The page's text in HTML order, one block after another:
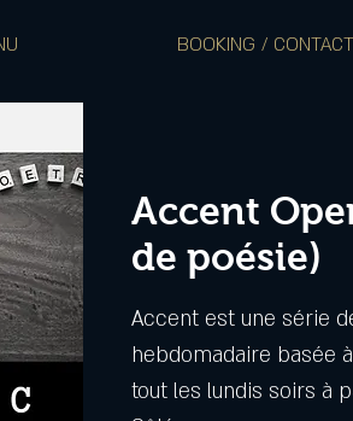
BOOKING / CONTACT
Accent
de poésie)
Accent est une série
hebdomadaire basée
tout les lundis soirs à